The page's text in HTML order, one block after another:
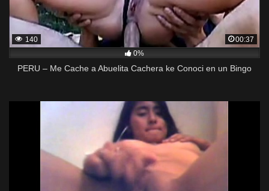
140
00:37
0%
PERU – Me Cache a Abuelita Cachera ke Conoci en un Bingo